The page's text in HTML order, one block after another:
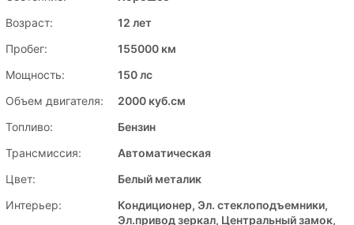
Возраст:
12 лет
Пробег:
155000 км
Мощность:
150 лс
Объем двигателя:
2000 куб.см
Топливо:
Бензин
Трансмиссия:
Автоматическая
Цвет:
Белый металик
Интерьер:
Кондиционер, Эл. стеклоподъемники,
Эл.привод зеркал, Центральный замок,